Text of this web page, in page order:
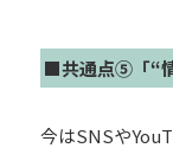
■共通点⑤「“情
今はSNSや